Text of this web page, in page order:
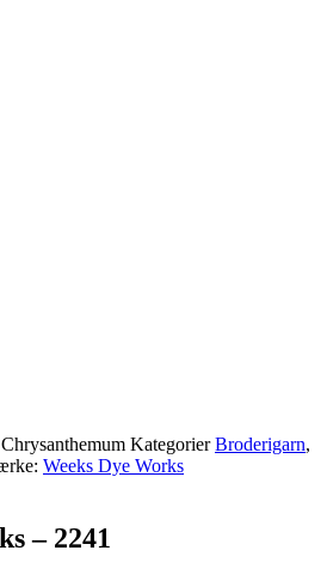
Kategorier Broderigarn,
Weeks Dye Works
– 2241